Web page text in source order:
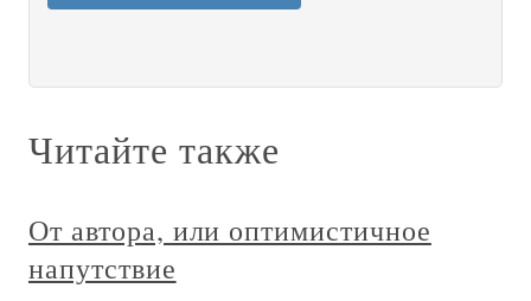
Читайте также
От автора, или оптимистичное
напутствие